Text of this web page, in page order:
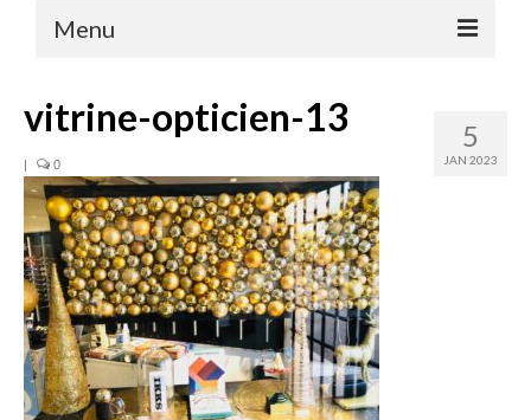
Menu
FORMATIONS
FORMATIONS DU POINT DE VENTE
MERCHANDISING & VITRINES
FORMATIONS RH
FORMATIONS DE FORMATEURS
CONSEILS & PRESTATIONS
5
JAN 2023
vitrine-opticien-13
| 0